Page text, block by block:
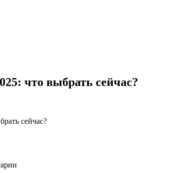
что выбрать сейчас?
сейчас?